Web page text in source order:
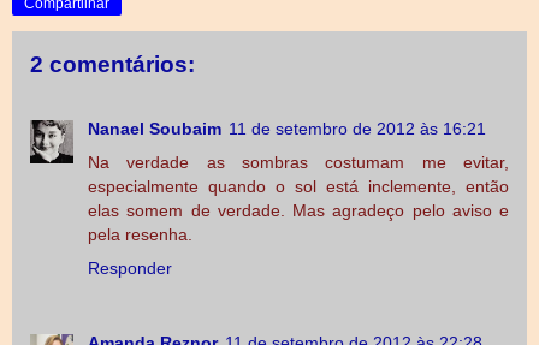
2 comentários:
Nanael Soubaim 11 de setembro de 2012 às 16:21
Na verdade as sombras costumam me evitar,
especialmente quando o sol está inclemente, então
elas somem de verdade. Mas agradeço pelo aviso e
pela resenha.
Responder